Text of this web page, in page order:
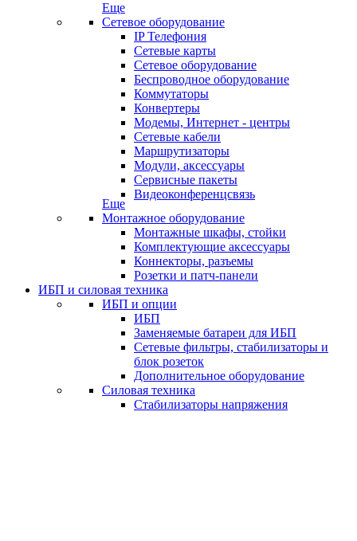
Еще
Сетевое оборудование
IP Телефония
Сетевые карты
Сетевое оборудование
Беспроводное оборудование
Коммутаторы
Конвертеры
Модемы, Интернет - центры
Сетевые кабели
Маршрутизаторы
Модули, аксессуары
Сервисные пакеты
Видеоконференцсвязь
Еще
Монтажное оборудование
Монтажные шкафы, стойки
Комплектующие аксессуары
Коннекторы, разъемы
Розетки и патч-панели
ИБП и силовая техника
ИБП и опции
ИБП
Заменяемые батареи для ИБП
Сетевые фильтры, стабилизаторы и
блок розеток
Дополнительное оборудование
Силовая техника
Стабилизаторы напряжения